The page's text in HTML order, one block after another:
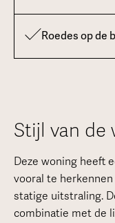
Roedes op de
Stijl van de
Deze woning heeft
vooral te
statige uitstraling.
combinatie met de